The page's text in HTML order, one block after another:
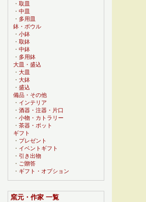
・ 取皿
・ 中皿
・ 多用皿
鉢・ボウル
・ 小鉢
・ 取鉢
・ 中鉢
・ 多用鉢
大皿・盛込
・ 大皿
・ 大鉢
・ 盛込
備品・その他
・ インテリア
・ 酒器・注器・片口
・ 小物・カトラリー
・ 茶器・ポット
ギフト
・ プレゼント
・ イベントギフト
・ 引き出物
・ ご贈答
・ ギフト・オプション
窯元・作家 一覧